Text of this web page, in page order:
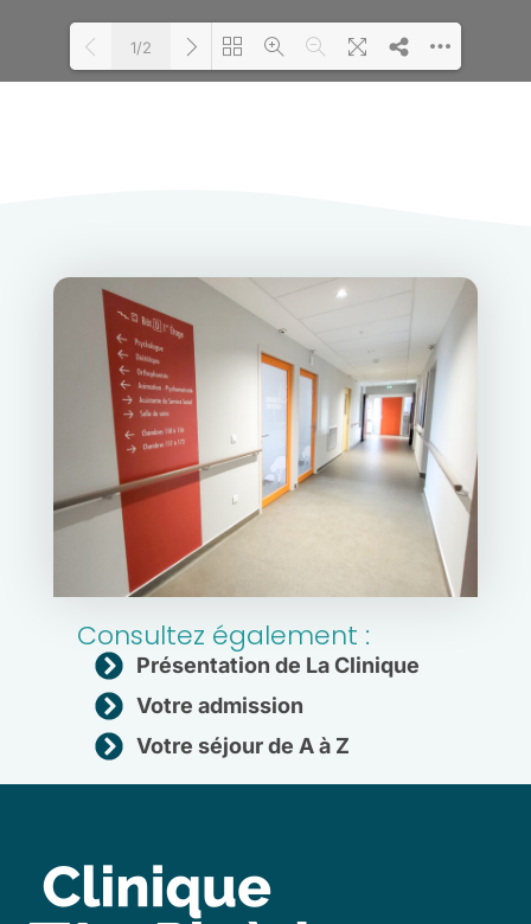
1/2
Consultez également :
Présentation de La Clinique
Votre admission
Votre séjour de A à Z